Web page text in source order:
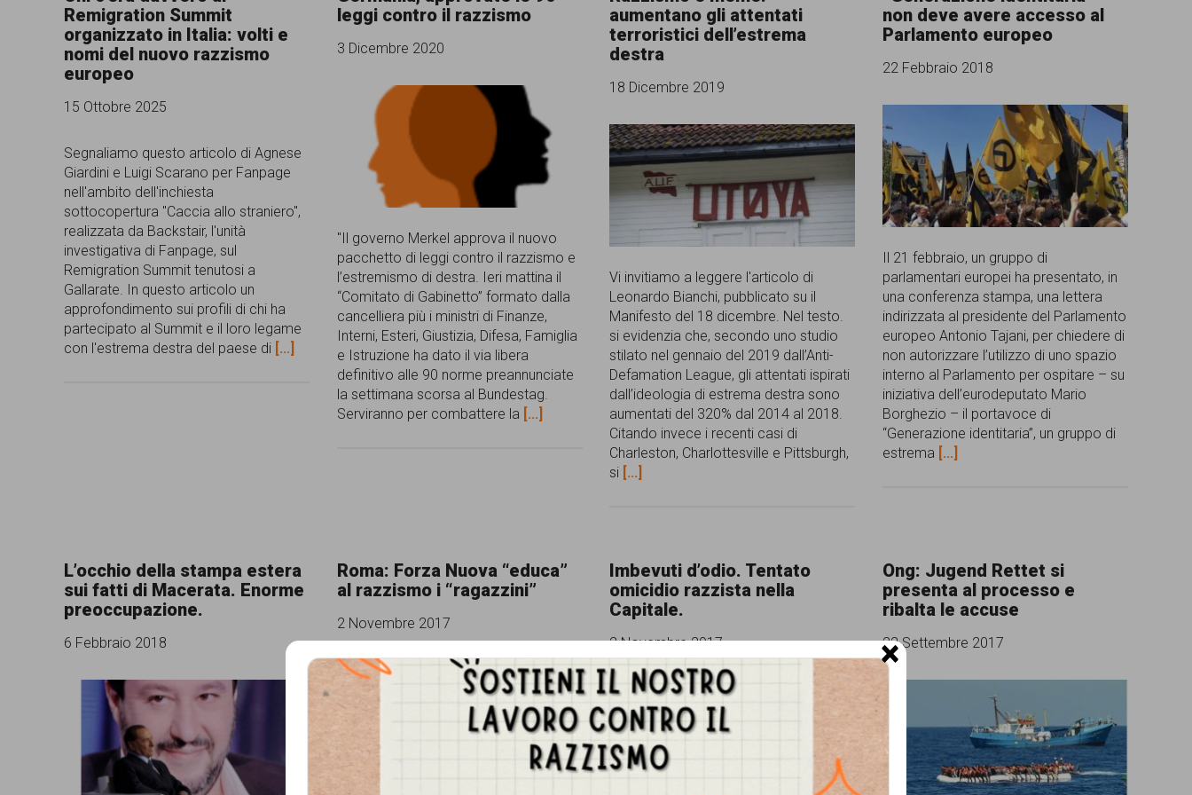
comunicazione
specificamente
dedicato
al
fenomeno
del
razzismo
curato
da
Lunaria
in
collaborazione
si
battono
opportunità
Remigration Summit
organizzato in Italia: volti e
nomi del nuovo razzismo
europeo
15 Ottobre 2025
Segnaliamo questo articolo di Agnese
Giardini e Luigi Scarano per Fanpage
nell'ambito dell'inchiesta
sottocopertura "Caccia allo straniero",
realizzata da Backstair, l'unità
investigativa di Fanpage, sul
Remigration Summit tenutosi a
Gallarate. In questo articolo un
approfondimento sui profili di chi ha
partecipato al Summit e il loro legame
con l'estrema destra del paese di [...]
leggi contro il razzismo
3 Dicembre 2020
"Il governo Merkel approva il nuovo
pacchetto di leggi contro il razzismo e
l’estremismo di destra. Ieri mattina il
“Comitato di Gabinetto” formato dalla
cancelliera più i ministri di Finanze,
Interni, Esteri, Giustizia, Difesa, Famiglia
e Istruzione ha dato il via libera
definitivo alle 90 norme preannunciate
la settimana scorsa al Bundestag.
Serviranno per combattere la [...]
aumentano gli attentati
terroristici dell’estrema
destra
18 Dicembre 2019
Vi invitiamo a leggere l'articolo di
Leonardo Bianchi, pubblicato su il
Manifesto del 18 dicembre. Nel testo.
si evidenzia che, secondo uno studio
stilato nel gennaio del 2019 dall’Anti-
Defamation League, gli attentati ispirati
dall’ideologia di estrema destra sono
aumentati del 320% dal 2014 al 2018.
Citando invece i recenti casi di
Charleston, Charlottesville e Pittsburgh,
si [...]
non deve avere accesso al
Parlamento europeo
22 Febbraio 2018
Il 21 febbraio, un gruppo di
parlamentari europei ha presentato, in
una conferenza stampa, una lettera
indirizzata al presidente del Parlamento
europeo Antonio Tajani, per chiedere di
non autorizzare l’utilizzo di uno spazio
interno al Parlamento per ospitare – su
iniziativa dell’eurodeputato Mario
Borghezio – il portavoce di
“Generazione identitaria”, un gruppo di
estrema [...]
L’occhio della stampa estera
sui fatti di Macerata. Enorme
preoccupazione.
6 Febbraio 2018
Roma: Forza Nuova “educa”
al razzismo i “ragazzini”
2 Novembre 2017
Imbevuti d’odio. Tentato
omicidio razzista nella
Capitale.
2 Novembre 2017
Ong: Jugend Rettet si
presenta al processo e
ribalta le accuse
22 Settembre 2017
×